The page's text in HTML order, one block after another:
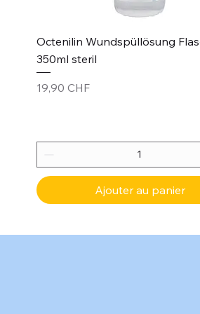
Aperçu rapide
Octenilin Wundspüllösung
350ml steril
Prix
19,90 CHF
Ajouter au panier